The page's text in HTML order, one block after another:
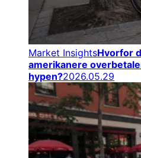
Market InsightsHvorfor
amerikanere
hypen?2026.05.29